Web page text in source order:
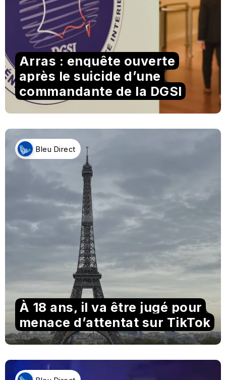
Arras : enquête ouverte
après le suicide d’une
commandante de la DGSI
Bleu Direct
À 18 ans, il va être jugé pour
menace d’attentat sur TikTok